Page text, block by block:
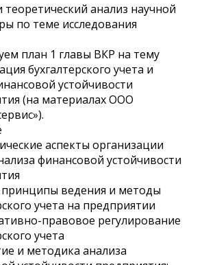
теоретический анализ научной
по теме исследования
план 1 главы ВКР на тему
бухгалтерского учета и
устойчивости
(на материалах ООО
аспекты организации
финансовой устойчивости
принципы ведения и методы
учета на предприятии
правовое регулирование
учета
и методика анализа